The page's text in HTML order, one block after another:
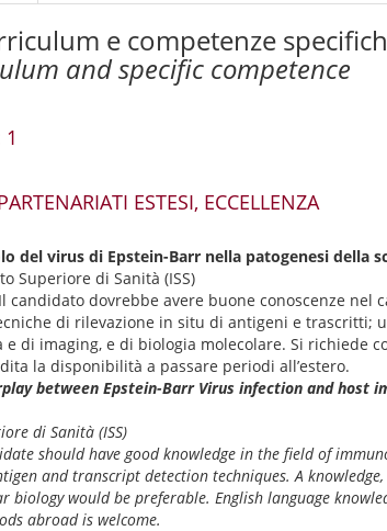
e competenze
and specific competence
ESTESI, ECCELLENZA
del virus di Epstein-Barr nella patogenesi della
Superiore di Sanità (ISS)
Il candidato dovrebbe avere buone conoscenze nel
di rilevazione in situ di antigeni e trascritti;
di imaging, e di biologia molecolare. Si richiede
la disponibilità a passare periodi all’estero.
between Epstein-Barr Virus infection and host
di Sanità (ISS)
should have good knowledge in the field of
and transcript detection techniques. A knowledge,
biology would be preferable. English language
abroad is welcome.